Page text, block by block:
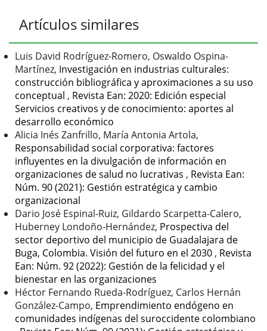
Detalles
del
artículo
Artículos similares
Luis David Rodríguez-Romero, Oswaldo Ospina-
Martínez, Investigación en industrias culturales:
construcción bibliográfica y aproximaciones a su uso
conceptual , Revista Ean: 2020: Edición especial
Servicios creativos y de conocimiento: aportes al
desarrollo económico
Alicia Inés Zanfrillo, María Antonia Artola,
Responsabilidad social corporativa: factores
influyentes en la divulgación de información en
organizaciones de salud no lucrativas , Revista Ean:
Núm. 90 (2021): Gestión estratégica y cambio
organizacional
Dario José Espinal-Ruiz, Gildardo Scarpetta-Calero,
Huberney Londoño-Hernández, Prospectiva del
sector deportivo del municipio de Guadalajara de
Buga, Colombia. Visión del futuro en el 2030 , Revista
Ean: Núm. 92 (2022): Gestión de la felicidad y el
bienestar en las organizaciones
Héctor Fernando Rueda-Rodríguez, Carlos Hernán
González-Campo, Emprendimiento endógeno en
comunidades indígenas del suroccidente colombiano